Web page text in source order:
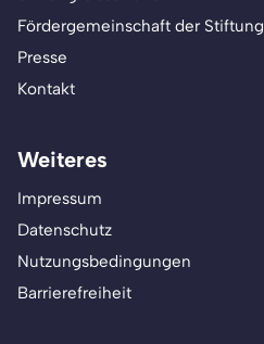
Fördergemeinschaft der Stiftung
Presse
Kontakt
Weiteres
Impressum
Datenschutz
Nutzungsbedingungen
Barrierefreiheit